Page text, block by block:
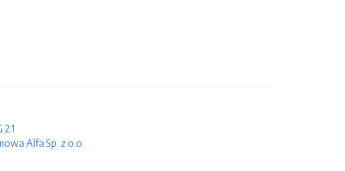
Alfa Sp. z o.o.